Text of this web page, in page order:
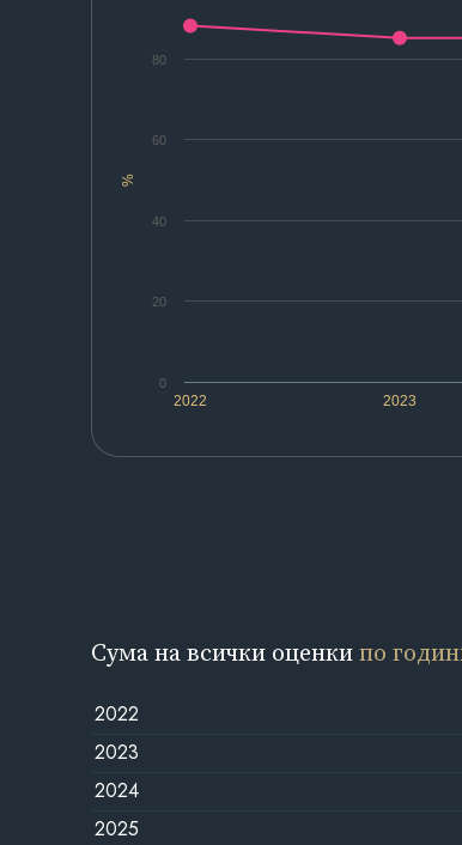
%
2022 2023
0
20
40
60
80
Сума на всички оценкипо
2022
2023
2024
2025